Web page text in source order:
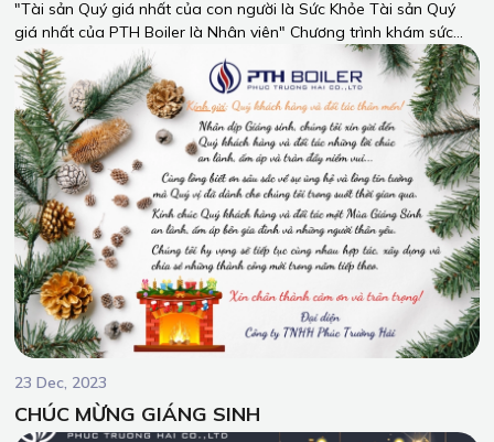
"Tài sản Quý giá nhất của con người là Sức Khỏe Tài sản Quý
giá nhất của PTH Boiler là Nhân viên" Chương trình khám sức
khỏe định kỳ cho toàn bộ công nhân viên của PTH Boiler vào
ngày 25/11/2023, tại Bệnh viện Đa Khoa Đồng Nai.
23 Dec, 2023
CHÚC MỪNG GIÁNG SINH